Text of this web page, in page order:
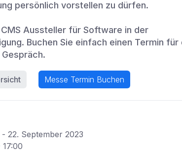
persönlich vorstellen zu dürfen.
Aussteller für Software in der
Buchen Sie einfach einen Termin für
Messe Termin Buchen
22. September 2023